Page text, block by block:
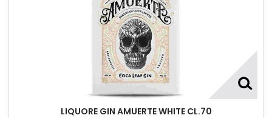
LIQUORE GIN AMUERTE WHITE CL.70